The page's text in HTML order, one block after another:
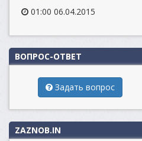
01:00 06.04.2015
ВОПРОС-ОТВЕТ
Задать вопрос
ZAZNOB.IN